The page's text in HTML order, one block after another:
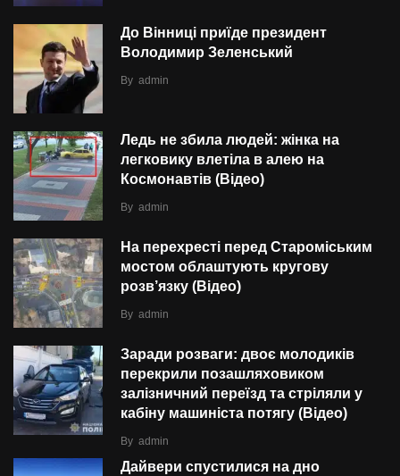
До Вінниці приїде президент
Володимир Зеленський
By admin
Ледь не збила людей: жінка на
легковику влетіла в алею на
Космонавтів (Відео)
By admin
На перехресті перед Староміським
мостом облаштують кругову
розв’язку (Відео)
By admin
Заради розваги: двоє молодиків
перекрили позашляховиком
залізничний переїзд та стріляли у
кабіну машиніста потягу (Відео)
By admin
Дайвери спустилися на дно